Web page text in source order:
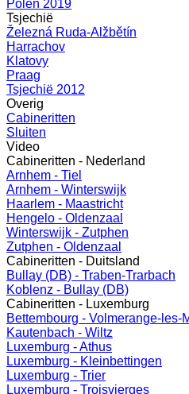
Polen 2019
Tsjechië
Železná Ruda-Alžbětín
Harrachov
Klatovy
Praag
Tsjechië 2012
Overig
Cabineritten
Sluiten
Video
Cabineritten - Nederland
Arnhem - Tiel
Arnhem - Winterswijk
Haarlem - Maastricht
Hengelo - Oldenzaal
Winterswijk - Zutphen
Zutphen - Oldenzaal
Cabineritten - Duitsland
Bullay (DB) - Traben-Trarbach
Koblenz - Bullay (DB)
Cabineritten - Luxemburg
Bettembourg - Volmerange-les-
Kautenbach - Wiltz
Luxemburg - Athus
Luxemburg - Kleinbettingen
Luxemburg - Trier
Luxemburg - Troisvierges